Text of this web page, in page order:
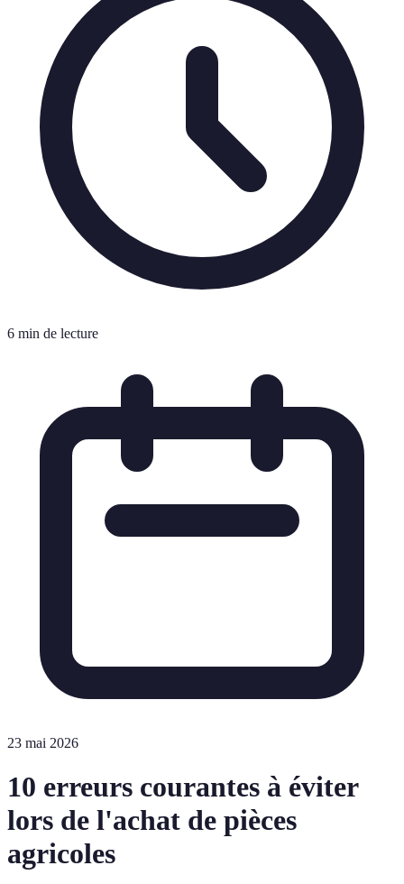
6 min de lecture
23 mai 2026
10 erreurs courantes à éviter
lors de l'achat de pièces
agricoles